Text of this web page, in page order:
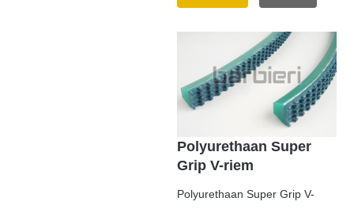
Polyurethaan Super
Grip V-riem
Polyurethaan Super Grip V-